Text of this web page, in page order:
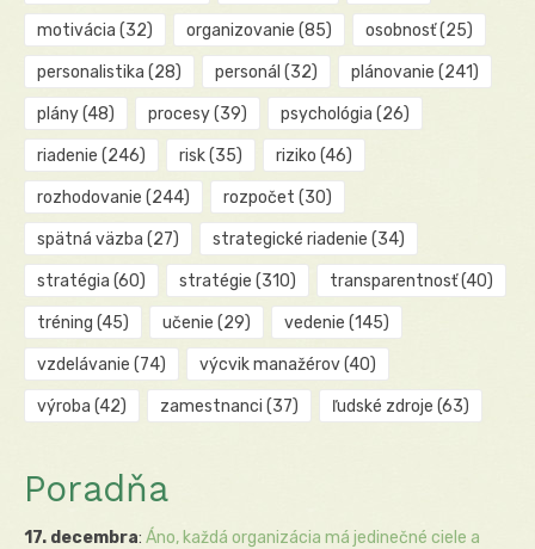
motivácia (32) organizovanie (85) osobnosť(25)
personalistika (28) personál (32) plánovanie (241)
plány(48) procesy(39) psychológia (26)
riadenie (246) risk(35) riziko (46)
rozhodovanie (244) rozpočet (30)
spätná väzba (27) strategické riadenie (34)
stratégia (60) stratégie (310) transparentnosť(40)
tréning (45) učenie (29) vedenie (145)
vzdelávanie (74) výcvik manažérov(40)
výroba (42) zamestnanci (37) ľudské zdroje (63)
Poradňa
17. decembra: Áno, každá organizácia má jedinečné ciele a